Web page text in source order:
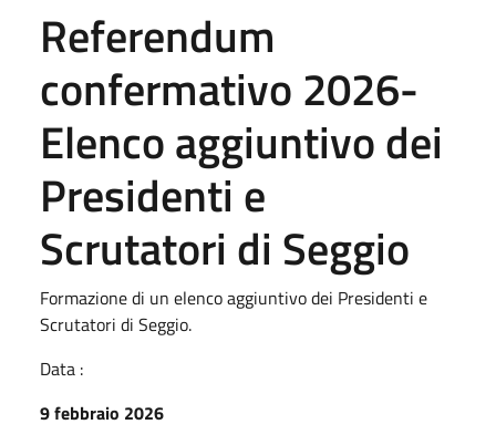
Referendum
confermativo 2026-
Elenco aggiuntivo dei
Presidenti e
Scrutatori di Seggio
Formazione di un elenco aggiuntivo dei Presidenti e
Scrutatori di Seggio.
Data :
9 febbraio 2026